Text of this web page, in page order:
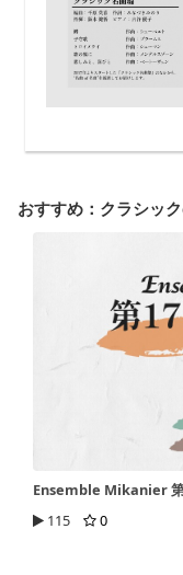
おすすめ：クラシッ
Ensemble Mikanier
115
0